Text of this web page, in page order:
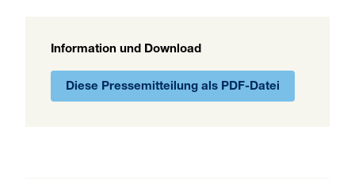
Information und Download
Diese Pressemitteilung als PDF-Datei